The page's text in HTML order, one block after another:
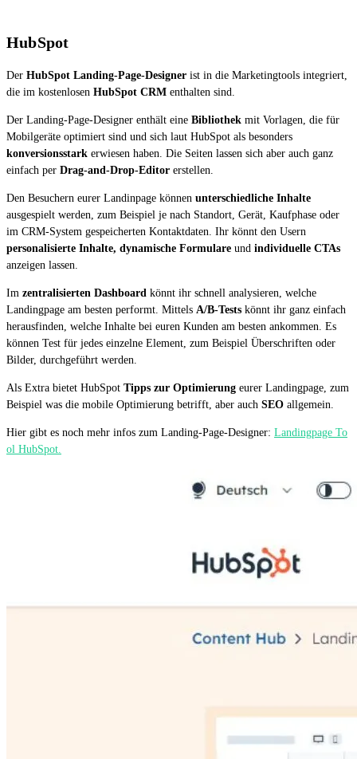
HubSpot
Der HubSpot Landing-Page-Designer ist in die Marketingtools integriert,
die im kostenlosen HubSpot CRM enthalten sind.
Der Landing-Page-Designer enthält eine Bibliothek mit Vorlagen, die für
Mobilgeräte optimiert sind und sich laut HubSpot als besonders
konversionsstark erwiesen haben. Die Seiten lassen sich aber auch ganz
einfach per Drag-and-Drop-Editor erstellen.
Den Besuchern eurer Landinpage können unterschiedliche Inhalte
ausgespielt werden, zum Beispiel je nach Standort, Gerät, Kaufphase oder
im CRM-System gespeicherten Kontaktdaten. Ihr könnt den Usern
personalisierte Inhalte, dynamische Formulare und individuelle CTAs
anzeigen lassen.
Im zentralisierten Dashboard könnt ihr schnell analysieren, welche
Landingpage am besten performt. Mittels A/B-Tests könnt ihr ganz einfach
herausfinden, welche Inhalte bei euren Kunden am besten ankommen. Es
können Test für jedes einzelne Element, zum Beispiel Überschriften oder
Bilder, durchgeführt werden.
Als Extra bietet HubSpot Tipps zur Optimierung eurer Landingpage, zum
Beispiel was die mobile Optimierung betrifft, aber auch SEO allgemein.
Hier gibt es noch mehr infos zum Landing-Page-Designer: Landingpage To
ol HubSpot.